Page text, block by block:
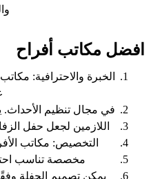
افضل مكاتب أفراح
الخبرة والاحترافية:
في مجال تنظيم الأحداث.
اللازمين لجعل حفل
التخصيص: مكاتب
مخصصة تناسب
يمكن تصميم الحفلة